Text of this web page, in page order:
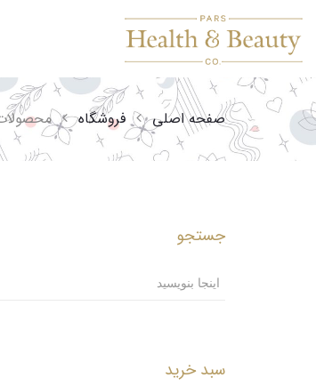
صفحه اصلی فروشگاه
پرش
محتوا
جستجو
سبد خرید